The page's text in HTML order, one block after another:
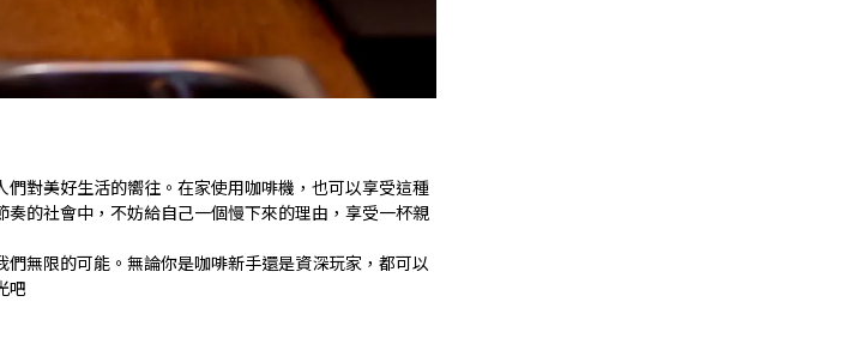
對美好生活的嚮往。在家使用咖啡機，也可以享受這種
的社會中，不妨給自己一個慢下來的理由，享受一杯親
無限的可能。無論你是咖啡新手還是資深玩家，都可以
吧